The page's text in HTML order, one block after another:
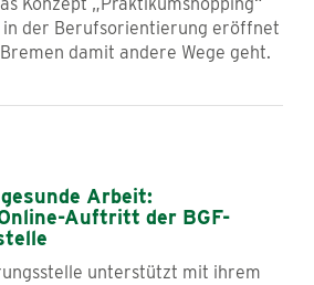
in der Berufsorientierung eröffnet
damit andere Wege geht.
Arbeit:
Auftritt der BGF-
unterstützt mit ihrem